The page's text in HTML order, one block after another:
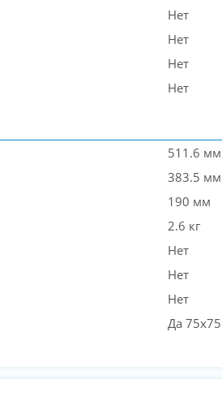
Нет
Нет
Нет
Нет
511.6 мм
383.5 мм
190 мм
2.6 кг
Нет
Нет
Нет
Да 75х75